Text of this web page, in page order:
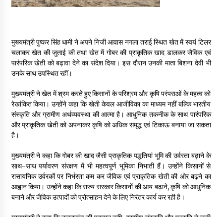
May 16, 2022
Thought Of The Day 14 May
May 14, 2022
May 13, 2022
Thought Of The Day 12 May
Thought Of The Day 11 May
May 11, 2022
मुख्यमंत्री पुष्कर सिंह धामी ने अपने निजी आवास नगला तराई स्थित खेत में स्वयं टिलर
चलाकर खेत की जुताई की तथा खेत में गोबर की प्राकृतिक खाद डालकर जैविक एवं
पारंपरिक खेती को बढ़ावा देने का संदेश दिया। इस दौरान उनकी माता बिशना देवी भी
उनके साथ उपस्थित रहीं।
मुख्यमंत्री ने खेत में श्रम करते हुए किसानों के परिश्रम और कृषि परंपराओं के महत्व को
रेखांकित किया। उन्होंने कहा कि खेती केवल आजीविका का माध्यम नहीं बल्कि भारतीय
संस्कृति और ग्रामीण अर्थव्यवस्था की आत्मा है। आधुनिक तकनीक के साथ पारंपरिक
और प्राकृतिक खेती को अपनाकर कृषि को अधिक समृद्ध एवं टिकाऊ बनाया जा सकता
है।
मुख्यमंत्री ने कहा कि गोबर की खाद जैसी प्राकृतिक पद्धतियां भूमि की उर्वरता बढ़ाने के
साथ-साथ पर्यावरण संरक्षण में भी महत्वपूर्ण भूमिका निभाती हैं। उन्होंने किसानों से
रासायनिक उर्वरकों पर निर्भरता कम कर जैविक एवं प्राकृतिक खेती की ओर बढ़ने का
आह्वान किया। उन्होंने कहा कि राज्य सरकार किसानों की आय बढ़ाने, कृषि को आधुनिक
बनाने और जैविक उत्पादों को प्रोत्साहन देने के लिए निरंतर कार्य कर रही है।